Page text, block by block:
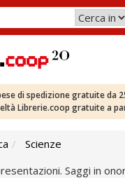
di spedizione gratuite da
Librerie.coop gratuite a
Scienze
Saggi in